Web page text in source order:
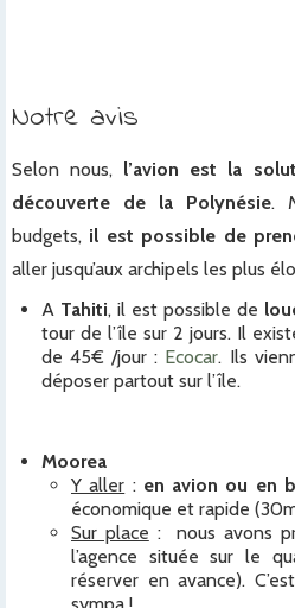
Notre avis
Selon nous, l’avion est la
découverte de la Polynésie.
budgets, il est possible de
aller jusqu’aux archipels les plus
A Tahiti, il est possible de
tour de l’île sur 2 jours. Il
de 45€ /jour : Ecocar. Ils
déposer partout sur l’île.
Moorea
Y aller : en avion ou en
économique et rapide
Sur place : nous avons
l’agence située sur le
réserver en avance).